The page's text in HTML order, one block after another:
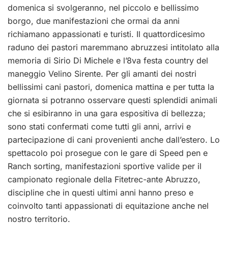
domenica si svolgeranno, nel piccolo e bellissimo
borgo, due manifestazioni che ormai da anni
richiamano appassionati e turisti. Il quattordicesimo
raduno dei pastori maremmano abruzzesi intitolato alla
memoria di Sirio Di Michele e l’8va festa country del
maneggio Velino Sirente. Per gli amanti dei nostri
bellissimi cani pastori, domenica mattina e per tutta la
giornata si potranno osservare questi splendidi animali
che si esibiranno in una gara espositiva di bellezza;
sono stati confermati come tutti gli anni, arrivi e
partecipazione di cani provenienti anche dall’estero. Lo
spettacolo poi prosegue con le gare di Speed pen e
Ranch sorting, manifestazioni sportive valide per il
campionato regionale della Fitetrec-ante Abruzzo,
discipline che in questi ultimi anni hanno preso e
coinvolto tanti appassionati di equitazione anche nel
nostro territorio.